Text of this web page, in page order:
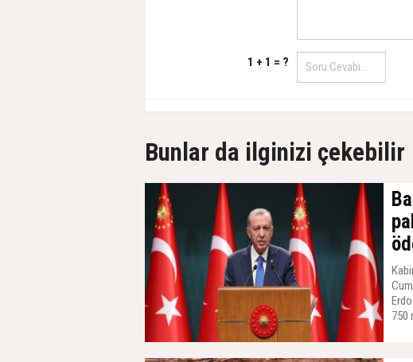
1 + 1 = ?
Bunlar da ilginizi çekebilir
750